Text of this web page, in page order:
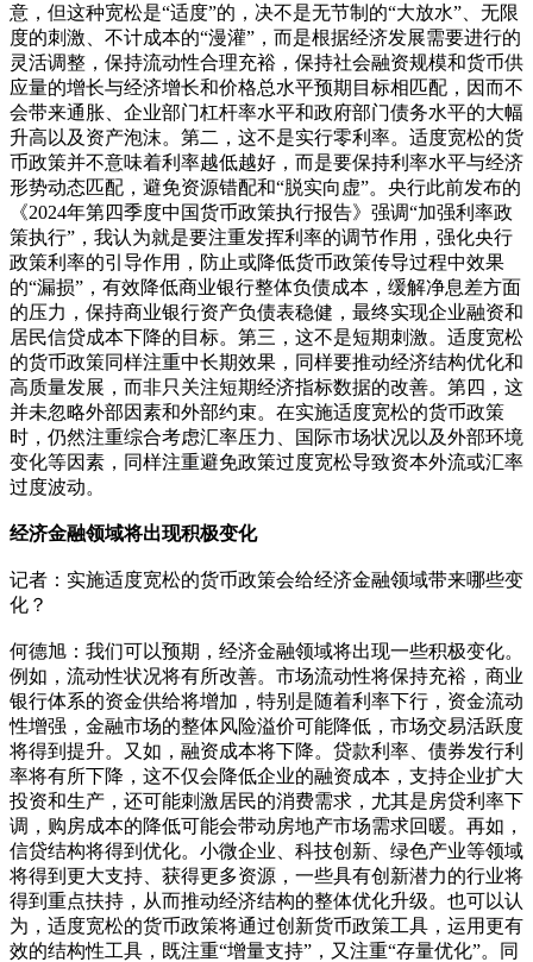
意，但这种宽松是“适度”的，决不是无节制的“大放水”、无限
度的刺激、不计成本的“漫灌”，而是根据经济发展需要进行的
灵活调整，保持流动性合理充裕，保持社会融资规模和货币供
应量的增长与经济增长和价格总水平预期目标相匹配，因而不
会带来通胀、企业部门杠杆率水平和政府部门债务水平的大幅
升高以及资产泡沫。第二，这不是实行零利率。适度宽松的货
币政策并不意味着利率越低越好，而是要保持利率水平与经济
形势动态匹配，避免资源错配和“脱实向虚”。央行此前发布的
《2024年第四季度中国货币政策执行报告》强调“加强利率政
策执行”，我认为就是要注重发挥利率的调节作用，强化央行
政策利率的引导作用，防止或降低货币政策传导过程中效果
的“漏损”，有效降低商业银行整体负债成本，缓解净息差方面
的压力，保持商业银行资产负债表稳健，最终实现企业融资和
居民信贷成本下降的目标。第三，这不是短期刺激。适度宽松
的货币政策同样注重中长期效果，同样要推动经济结构优化和
高质量发展，而非只关注短期经济指标数据的改善。第四，这
并未忽略外部因素和外部约束。在实施适度宽松的货币政策
时，仍然注重综合考虑汇率压力、国际市场状况以及外部环境
变化等因素，同样注重避免政策过度宽松导致资本外流或汇率
过度波动。
经济金融领域将出现积极变化
记者：实施适度宽松的货币政策会给经济金融领域带来哪些变
化？
何德旭：我们可以预期，经济金融领域将出现一些积极变化。
例如，流动性状况将有所改善。市场流动性将保持充裕，商业
银行体系的资金供给将增加，特别是随着利率下行，资金流动
性增强，金融市场的整体风险溢价可能降低，市场交易活跃度
将得到提升。又如，融资成本将下降。贷款利率、债券发行利
率将有所下降，这不仅会降低企业的融资成本，支持企业扩大
投资和生产，还可能刺激居民的消费需求，尤其是房贷利率下
调，购房成本的降低可能会带动房地产市场需求回暖。再如，
信贷结构将得到优化。小微企业、科技创新、绿色产业等领域
将得到更大支持、获得更多资源，一些具有创新潜力的行业将
得到重点扶持，从而推动经济结构的整体优化升级。也可以认
为，适度宽松的货币政策将通过创新货币政策工具，运用更有
效的结构性工具，既注重“增量支持”，又注重“存量优化”。同